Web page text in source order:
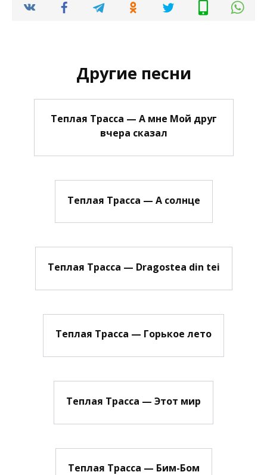
Другие песни
Теплая Трасса — А мне Мой друг
вчера сказал
Теплая Трасса — А солнце
Теплая Трасса — Dragostea din tei
Теплая Трасса — Горькое лето
Теплая Трасса — Этот мир
Теплая Трасса — Бим-Бом